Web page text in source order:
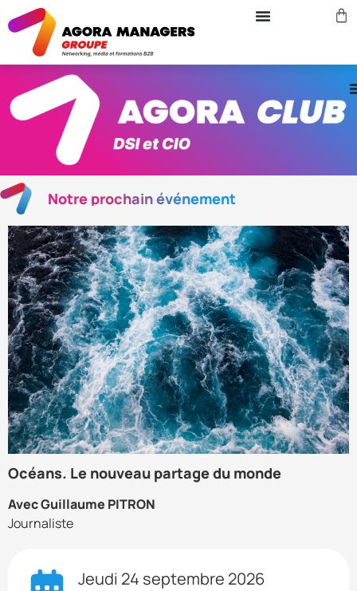
Notre prochain événement
Océans. Le nouveau partage du monde
Avec Guillaume PITRON
Journaliste
Jeudi 24 septembre 2026